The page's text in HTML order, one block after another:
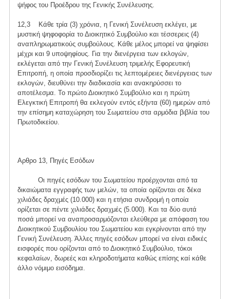
ψήφος του Προέδρου της Γενικής Συνέλευσης.
12,3 Κάθε τρία (3) χρόνια, η Γενική Συνέλευση εκλέγει, με
μυστική ψηφοφορία το Διοικητικό Συμβούλιο και τέσσερεις (4)
αναπληρωματικούς συμβούλους. Κάθε μέλος μπορεί να ψηφίσει
μέχρι και 9 υποψηφίους. Για την διενέργεια των εκλογών,
εκλέγεται από την Γενική Συνέλευση τριμελής Εφορευτική
Επιτροπή, η οποία προσδιορίζει τις λεπτομέρειες διενέργειας των
εκλογών, διευθύνει την διαδικασία και ανακηρύσσει το
αποτέλεσμα. Το πρώτο Διοικητικό Συμβούλιο και η πρώτη
Ελεγκτική Επιτροπή θα εκλεγούν εντός εξήντα (60) ημερών από
την επίσημη καταχώρηση του Σωματείου στα αρμόδια βιβλία του
Πρωτοδικείου.
Αρθρο 13, Πηγές Εσόδων
Οι πηγές εσόδων του Σωματείου προέρχονται από τα
δικαιώματα εγγραφής των μελών, τα οποία ορίζονται σε δέκα
χιλιάδες δραχμές (10.000) και η ετήσια συνδρομή η οποία
ορίζεται σε πέντε χιλιάδες δραχμές (5.000). Και τα δύο αυτά
ποσά μπορεί να αναπροσαρμόζονται ελεύθερα με απόφαση του
Διοικητικού Συμβουλίου του Σωματείου και εγκρίνονται από την
Γενική Συνέλευση. Άλλες πηγές εσόδων μπορεί να είναι ειδικές
εισφορές που ορίζονται από το Διοικητικό Συμβούλιο, τόκοι
κεφαλαίων, δωρεές και κληροδοτήματα καθώς επίσης καί κάθε
άλλο νόμιμο εισόδημα.